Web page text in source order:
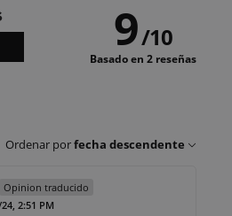
9/10
Basado en 2 reseñas
Ordenar porfecha descendente
Opinion traducido
2:51 PM